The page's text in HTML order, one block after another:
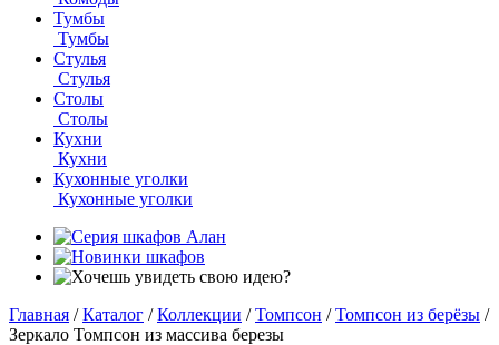
Тумбы
Тумбы
Стулья
Стулья
Столы
Столы
Кухни
Кухни
Кухонные уголки
Кухонные уголки
Главная / Каталог / Коллекции / Томпсон / Томпсон из берёзы /
Зеркало Томпсон из массива березы